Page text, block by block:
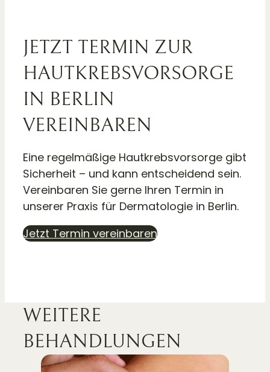
JETZT TERMIN ZUR
HAUT­KREBS­VORSORGE
IN BERLIN
VEREINBAREN
Eine regelmäßige Hautkrebsvorsorge gibt
Sicherheit – und kann entscheidend sein.
Vereinbaren Sie gerne Ihren Termin in
unserer Praxis für Dermatologie in Berlin.
Jetzt Termin vereinbaren
WEITERE
BEHANDLUNGEN